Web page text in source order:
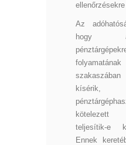
Az
hogy
kötelezett
teljesítik-e
Ennek